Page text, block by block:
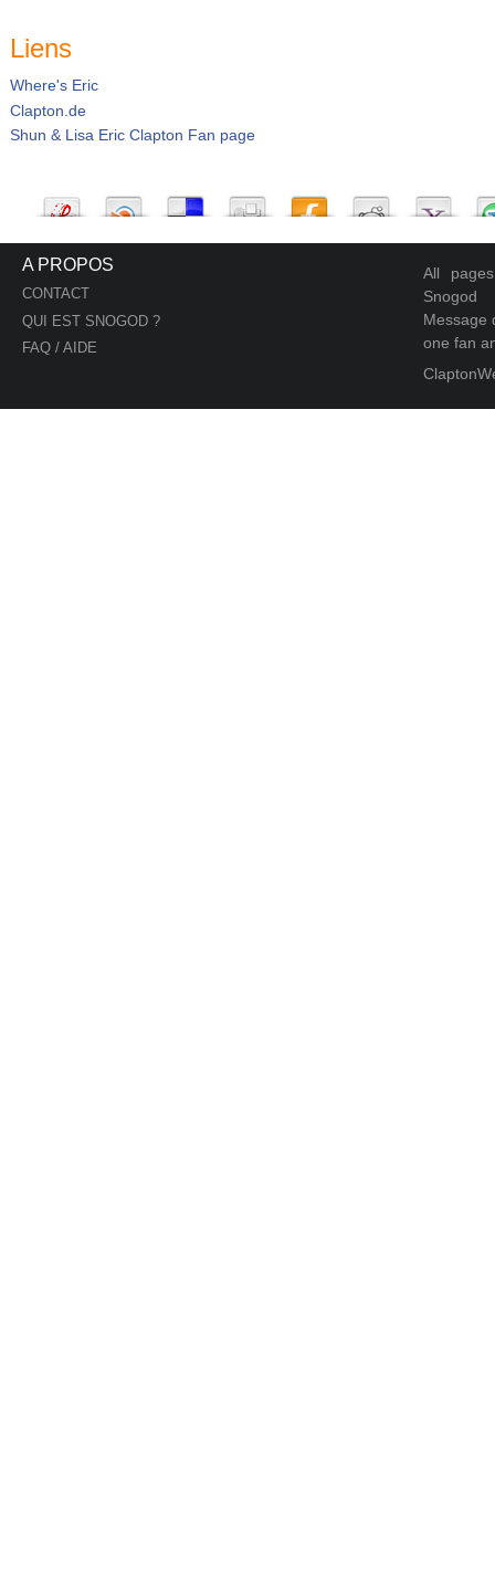
Liens
Where's Eric
Clapton.de
Shun & Lisa Eric Clapton Fan page
A PROPOS
CONTACT
QUI EST SNOGOD ?
FAQ / AIDE
All
Snogod
Message
one fan